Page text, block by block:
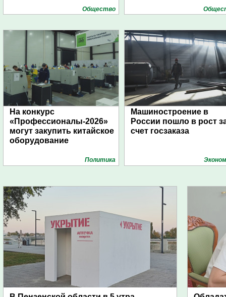
Общество
На конкурс
«Профессионалы-2026»
могут закупить китайское
оборудование
Политика
Машиностроение в
России пошло в рост
счет госзаказа